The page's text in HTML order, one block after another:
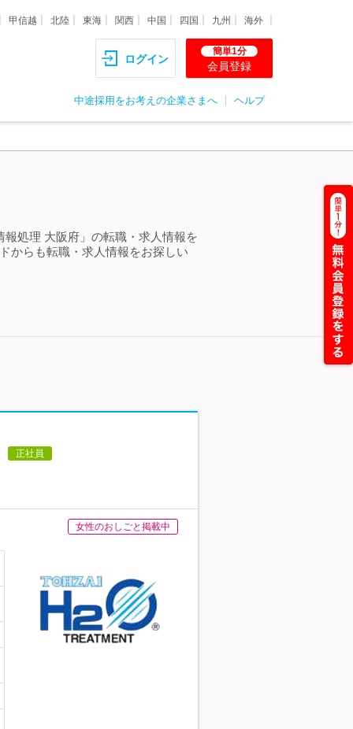
甲信越 北陸 東海 関西 中国 四国 九州 海外
ログイン
簡単1分
会員登録
中途採用をお考えの企業さまへ ヘルプ
処理 大阪府」の転職・求人情報を
からも転職・求人情報をお探しい
正社員
女性のおしごと掲載中